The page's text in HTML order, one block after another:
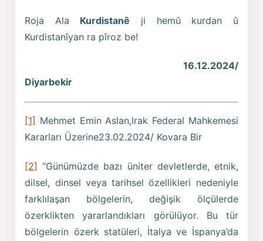
Roja Ala Kurdistanê ji hemû kurdan û
Kurdistanîyan ra pîroz be!
16.12.2024/
Diyarbekir
[1] Mehmet Emin Aslan,Irak Federal Mahkemesi
Kararları Üzerine23.02.2024/ Kovara Bir
[2] “Günümüzde bazı üniter devletlerde, etnik,
dilsel, dinsel veya tarihsel özellikleri nedeniyle
farklılaşan bölgelerin, değişik ölçülerde
özerklikten yararlandıkları görülüyor. Bu tür
bölgelerin özerk statüleri, İtalya ve İspanya’da